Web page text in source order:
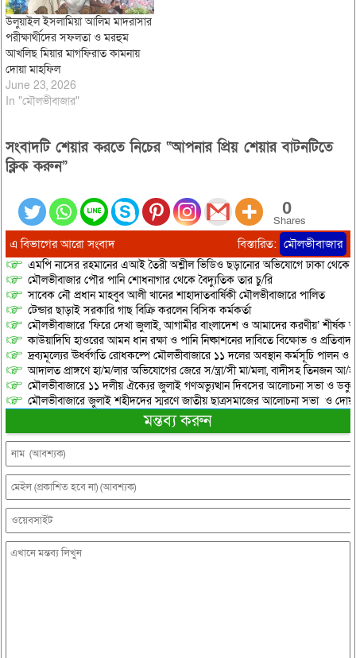
উলুয়াইল ইসলামিয়া আলিম মাদরাসার
পরীক্ষার্থীদের সফলতা ও মরহুম
আখলিছ মিয়ার মাগফিরাত কামনায়
দোয়া মাহফিল
June 23, 2026
In "মৌলভীবাজার"
সংবাদটি শেয়ার করতে নিচের “আপনার প্রিয় শেয়ার বাটনটিতে
ক্লিক করুন”
0
Shares
এ বিভাগের আরো সংবাদ বিস্তারিত: মৌলভীবাজার
এমপি নাসের রহমানের এআই তৈরী অশ্লীল ভিডিও ছড়ানোর অভিযোগে ঢাকা থেকে
মৌলভীবাজার পৌর পানি শোধনাগার থেকে বৈদ্যুতিক তার চু/রি
সাবেক নৌ প্রধান মাহবুব আলী খানের শাহাদাতবার্ষিকী মৌলভীবাজারে পালিত
টেন্ডার ছাড়াই সরকারি গাছ বিক্রি করলেন বিসিক কর্মকর্তা
মৌলভীবাজারে ‘ফিরে দেখা জুলাই, আগামীর বাংলাদেশ ও আমাদের করণীয়’ শীর্ষক
কাউয়াদিঘি হাওরের আমন ধান রক্ষা ও পানি নিষ্কাশনের দাবিতে বিক্ষোভ ও
দ্রব্যমূল্যের ঊর্ধ্বগতি রোধকল্পে মৌলভীবাজারে ১১ দলের অবস্থান কর্মসূচি পালন ও
আদালত প্রাঙ্গণে হা/ম/লার অভিযোগের জেরে স/ন্ত্রা/সী মা/মলা, বাদীসহ তিনজন আ/
মৌলভীবাজারে ১১ দলীয় ঐক্যের জুলাই গণঅভ্যুত্থান দিবসের আলোচনা সভা ও
মৌলভীবাজারে জুলাই শহীদদের স্মরণে জাতীয় ছাত্রসমাজের আলোচনা সভা ও
মন্তব্য করুন